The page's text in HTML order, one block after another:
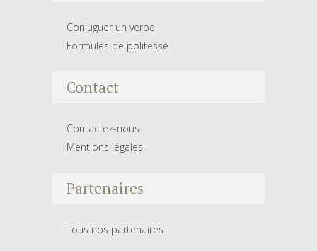
Conjuguer un verbe
Formules de politesse
Contact
Contactez-nous
Mentions légales
Partenaires
Tous nos partenaires